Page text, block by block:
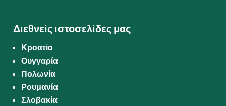
Διεθνείς ιστοσελίδες μας
Κροατία
Ουγγαρία
Πολωνία
Ρουμανία
Σλοβακία